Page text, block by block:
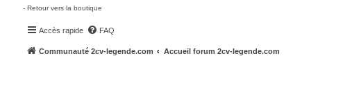
- Retour vers la boutique
Accès rapide FAQ
Communauté 2cv-legende.com Accueil forum 2cv-legende.com